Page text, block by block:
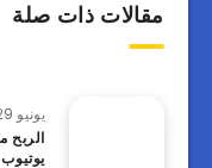
مقالات ذات صلة
يونيو 29, 2026
يوتيوب